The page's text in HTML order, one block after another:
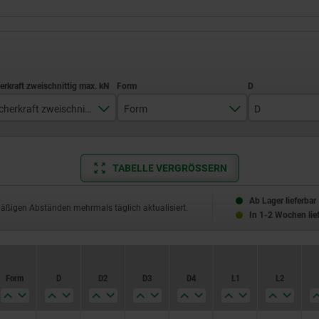
257
Form D
22
TABELLE VERGRÖSSERN
Abständen mehrmals täglich aktualisiert.
Ab Lager lieferbar
In 1-2 Wochen
Form D D2 D3 D4 L1 L2
Form D D2 D3 D4 L1 L2